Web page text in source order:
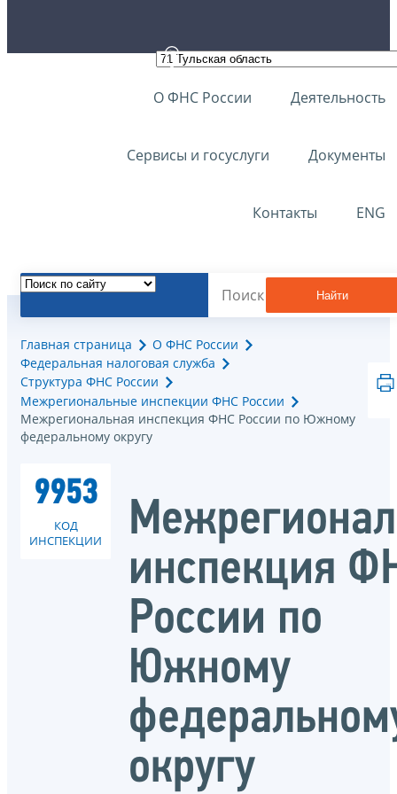
О ФНС России Деятельность
Сервисы и госуслуги Документы
Контакты ENG
Найти
Главная страница
О ФНС России
Федеральная налоговая служба
Структура ФНС России
Межрегиональные инспекции ФНС России
Межрегиональная инспекция ФНС России по Южному
федеральному округу
9953
КОД
ИНСПЕКЦИИ
инспекция
России по
Южному
округу